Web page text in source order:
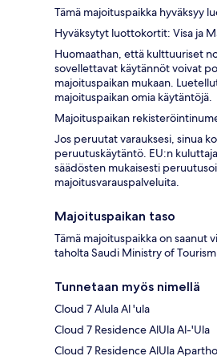
Tämä majoituspaikka hyväksyy
Hyväksytyt luottokortit: Visa ja
Huomaathan, että kulttuuriset
sovellettavat käytännöt voivat
majoituspaikan mukaan.
majoituspaikan omia käytäntöjä.
Majoituspaikan
Jos peruutat varauksesi, sinua
peruutuskäytäntö. EU:n
säädösten mukaisesti
majoitusvarauspalveluita.
Majoituspaikan taso
Tämä majoituspaikka on saanut
taholta Saudi Ministry of
Tunnetaan myös nimellä
Cloud 7 Alula Al 'ula
Cloud 7 Residence AlUla Al-'Ula
Cloud 7 Residence AlUla